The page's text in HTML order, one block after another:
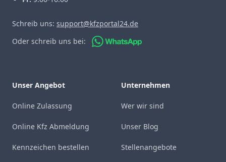
Schreib uns: support@kfzportal24.de
Oder schreib uns bei:
Unser Angebot
Online Zulassung
Online Kfz Abmeldung
Kennzeichen bestellen
Unternehmen
Wer wir sind
Unser Blog
Stellenangebote